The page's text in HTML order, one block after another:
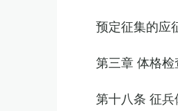
预定征集的应
第三章 体格检
第十八条 征